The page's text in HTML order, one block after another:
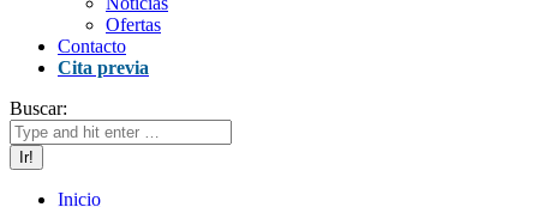
Ofertas
Contacto
Cita previa
Buscar:
Inicio